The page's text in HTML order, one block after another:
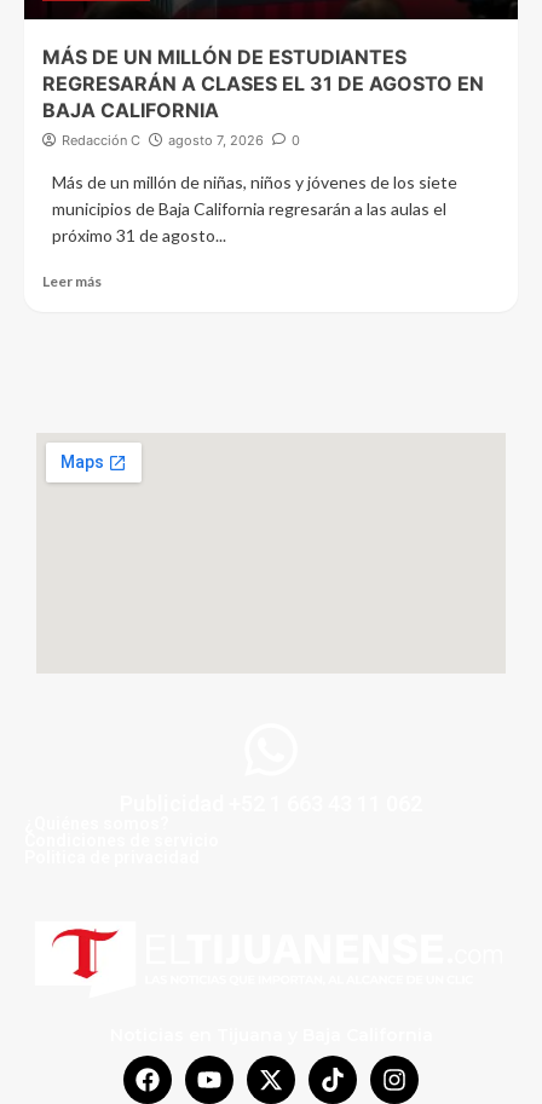
MÁS DE UN MILLÓN DE ESTUDIANTES
REGRESARÁN A CLASES EL 31 DE AGOSTO EN
BAJA CALIFORNIA
Redacción C agosto 7, 2026 0
Más de un millón de niñas, niños y jóvenes de los siete
municipios de Baja California regresarán a las aulas el
próximo 31 de agosto...
Leer más